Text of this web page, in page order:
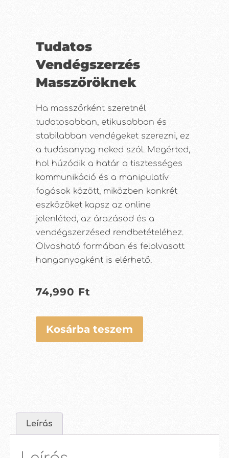
Tudatos
Vendégszerzés
Masszőröknek
Ha masszőrként szeretnél
tudatosabban, etikusabban és
stabilabban vendégeket szerezni, ez
a tudásanyag neked szól. Megérted,
hol húzódik a határ a tisztességes
kommunikáció és a manipulatív
fogások között, miközben konkrét
eszközöket kapsz az online
jelenléted, az árazásod és a
vendégszerzésed rendbetételéhez.
Olvasható formában és felolvasott
hanganyagként is elérhető.
74,990 Ft
Kosárba teszem
Leírás